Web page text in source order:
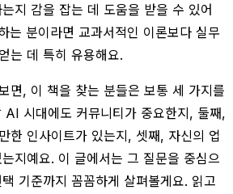
지 감을 잡는 데 도움을 받을 수 있어
는 분이라면 교과서적인 이론보다 실무
는 데 특히 유용해요.
면, 이 책을 찾는 분들은 보통 세 가지를
AI 시대에도 커뮤니티가 중요한지, 둘째,
한 인사이트가 있는지, 셋째, 자신의 업
지예요. 이 글에서는 그 질문을 중심으
기준까지 꼼꼼하게 살펴볼게요. 읽고